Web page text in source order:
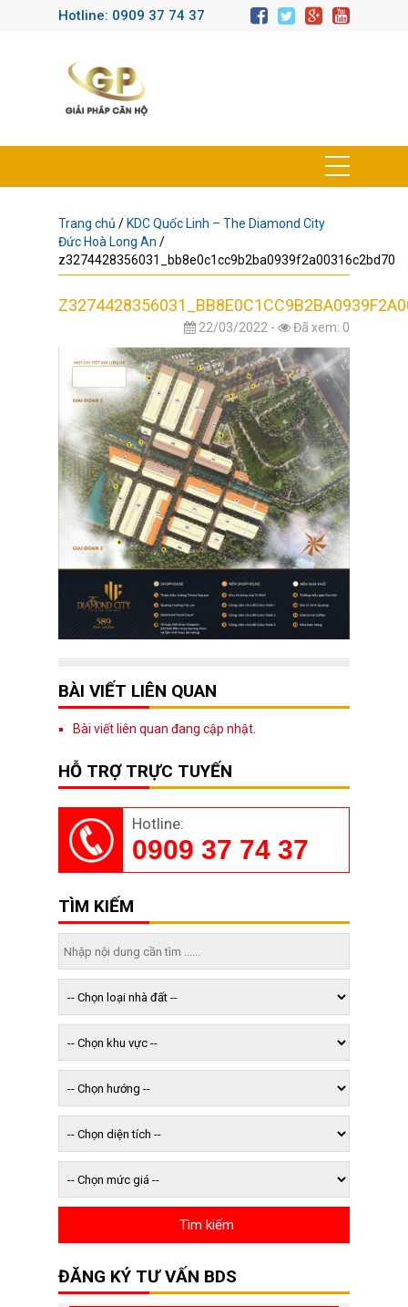
Hotline: 0909 37 74 37
Trang chủ / KDC Quốc Linh – The Diamond City
Đức Hoà Long An /
z3274428356031_bb8e0c1cc9b2ba0939f2a00316c2bd70
22/03/2022 - Đã xem: 0
BÀI VIẾT LIÊN QUAN
Bài viết liên quan đang cập nhật.
HỖ TRỢ TRỰC TUYẾN
Hotline:
0909 37 74 37
TÌM KIẾM
ĐĂNG KÝ TƯ VẤN BDS